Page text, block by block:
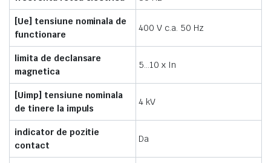
[Ue] tensiune nominala de
functionare
400 V c.a. 50 Hz
limita de declansare
magnetica
5…10 x In
[Uimp] tensiune nominala
de tinere la impuls
4 kV
indicator de pozitie
contact
Da